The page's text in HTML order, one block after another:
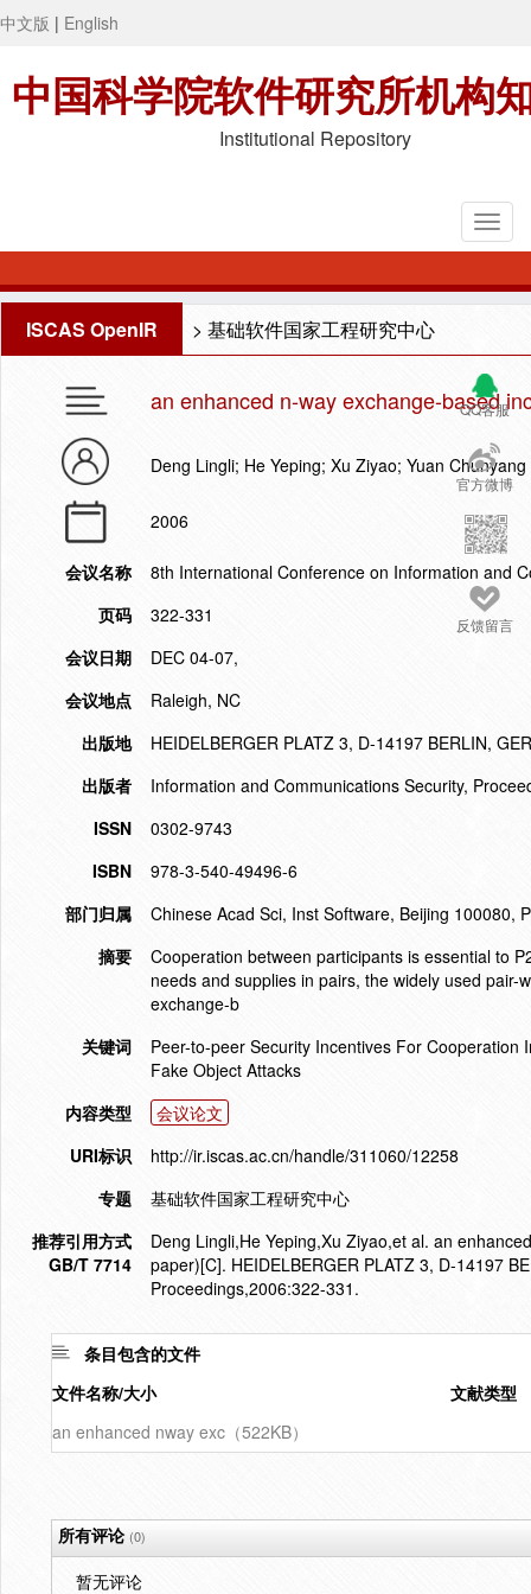
中文版 | English
中国科学院软件研究所机构
Institutional Repository
ISCAS OpenIR > 基础软件国家工程研究中心
QQ客服
官方微博
反馈留言
an enhanced n-way exchange-based
Deng Lingli; He Yeping; Xu Ziyao; Yuan Chunyang
2006
会议名称
8th International Conference on Information and
页码
322-331
会议日期
DEC 04-07,
会议地点
Raleigh, NC
出版地
HEIDELBERGER PLATZ 3, D-14197 BERLIN,
出版者
Information and Communications Security,
ISSN
0302-9743
ISBN
978-3-540-49496-6
部门归属
Chinese Acad Sci, Inst Software, Beijing 100080,
摘要
Cooperation between participants is essential to
needs and supplies in pairs, the widely used
exchange-b
关键词
Peer-to-peer Security Incentives For
Fake Object Attacks
内容类型
会议论文
URI标识
http://ir.iscas.ac.cn/handle/311060/12258
专题
基础软件国家工程研究中心
推荐引用方式
GB/T 7714
Deng Lingli,He Yeping,Xu Ziyao,et al. an
paper)[C]. HEIDELBERGER PLATZ 3, D-14197
Proceedings,2006:322-331.
条目包含的文件
文件名称/大小
文献类型
an enhanced nway exc（522KB）
所有评论(0)
暂无评论